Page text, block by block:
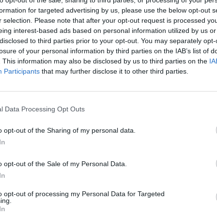
for targeted advertising by us, please use the below opt-out
selection. Please note that after your opt-out request is processed
interest-based ads based on personal information utilized by us
to third parties prior to your opt-out. You may separately
of your personal information by third parties on the IAB’s list of
This information may also be disclosed by us to third parties on the
Participants that may further disclose it to other third parties.
Data Processing Opt Outs
opt-out of the Sharing of my personal data.
opt-out of the Sale of my Personal Data.
opt-out of processing my Personal Data for Targeted
Progresso será, de resto, o tema transversal a
de Santa Maria da Feira ao longo de 2025, à
em 2024.
do Europarque, mais de 200 músicos das
do concelho de Santa Maria da Feira vão
do compositor Nuno Peixoto de Pinho,
Harmonia, Fogo, Roda e Ponte.
dramatizados pelo INAC – Instituto
acrobatas do Clube A4.
quer a performance circense são criações
para este espetáculo, que será
estreia absoluta no arranque de um ano
Maria da Feira, de celebração do Progresso